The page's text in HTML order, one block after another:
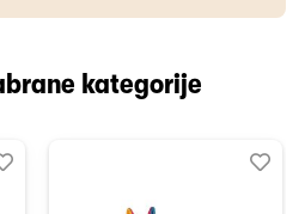
kategorije
Dodaj
Uporedi